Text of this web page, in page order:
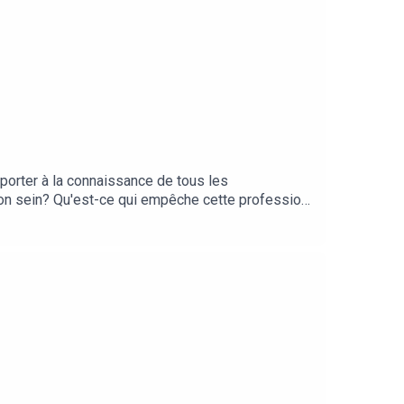
à la connaissance de tous les
sein? Qu'est-ce qui empêche cette profession
les affaires de sexisme et de harcèlement ?
racontent et analysent ce paradoxe.